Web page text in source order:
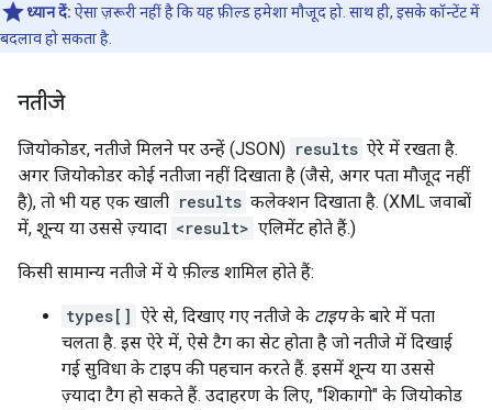
ध्यान दें: ऐसा ज़रूरी नहीं है कि यह फ़ील्ड हमेशा मौजूद हो. साथ ही, इसके कॉन्टेंट में
बदलाव हो सकता है.
नतीजे
जियोकोडर, नतीजे मिलने पर उन्हें (JSON) results ऐरे में रखता है.
अगर जियोकोडर कोई नतीजा नहीं दिखाता है (जैसे, अगर पता मौजूद नहीं
है), तो भी यह एक खाली results कलेक्शन दिखाता है. (XML जवाबों
में, शून्य या उससे ज़्यादा <result> एलिमेंट होते हैं.)
किसी सामान्य नतीजे में ये फ़ील्ड शामिल होते हैं:
types[] ऐरे से, दिखाए गए नतीजे के टाइपके बारे में पता
चलता है. इस ऐरे में, ऐसे टैग का सेट होता है जो नतीजे में दिखाई
गई सुविधा के टाइप की पहचान करते हैं. इसमें शून्य या उससे
ज़्यादा टैग हो सकते हैं. उदाहरण के लिए, "शिकागो" के जियोकोड